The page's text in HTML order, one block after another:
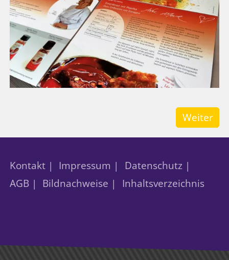
Weiter
Kontakt | Impressum |
Datenschutz |
AGB |
Bildnachweise | Inhaltsverzeichnis